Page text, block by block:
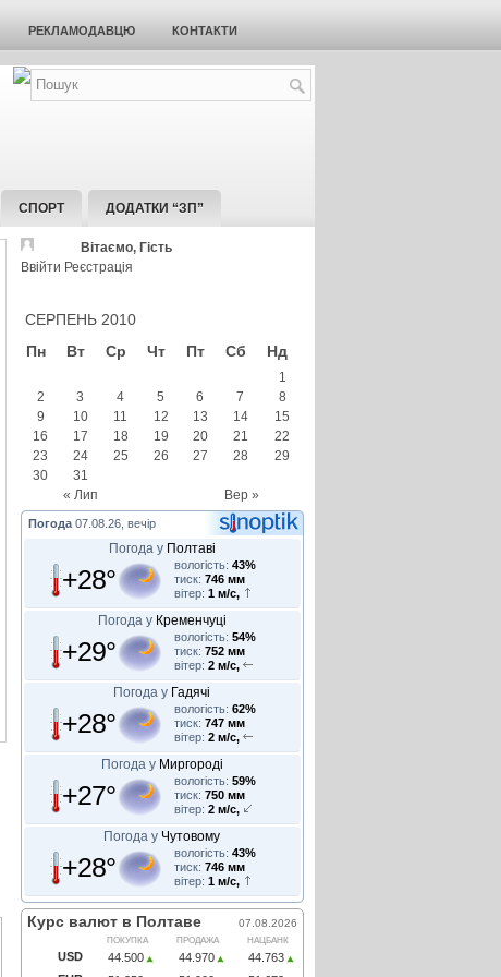
РЕКЛАМОДАВЦЮ КОНТАКТИ
СПОРТ ДОДАТКИ “ЗП”
Вітаємо, Гість
Ввійти Реєстрація
СЕРПЕНЬ 2010
Пн
Вт Ср Чт Пт Сб Нд
« Лип Вер »
1
2
3 4 5 6 7
8
9
10 11 12 13 14
15
16
17 18 19 20 21
22
23
24 25 26 27 28
29
30
31
Погода 07.08.26, вечір
Погода у Полтаві
+28° вологість: 43%
тиск: 746 мм
вітер: 1 м/с,
Погода у Кременчуці
+29° вологість: 54%
тиск: 752 мм
вітер: 2 м/с,
Погода у Гадячі
+28° вологість: 62%
тиск: 747 мм
вітер: 2 м/с,
Погода у Миргороді
+27° вологість: 59%
тиск: 750 мм
вітер: 2 м/с,
Погода у Чутовому
+28° вологість: 43%
тиск: 746 мм
вітер: 1 м/с,